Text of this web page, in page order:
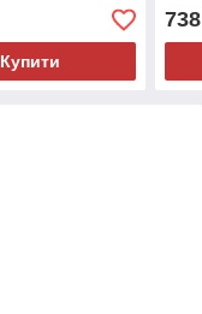
Купити
738